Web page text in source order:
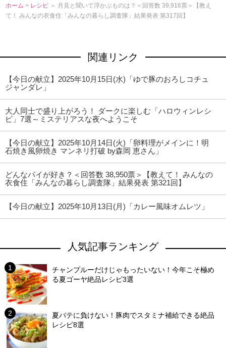
ホーム > レシピ ＞ 月見と聞いて浮かぶものは？＜回答数 39,916票＞【教え
て！ みんなの衣食住「みんなの暮らし調査隊」結果発表 第317回】
関連リンク
【今日の献立】2025年10月15日(水)「ゆで豚のおろしコチュ
ジャンダレ」
大人同士で盛り上がろう！ ダークに楽しむ「ハロウィンレシ
ピ」7選～ミステリアスな夜へようこそ
【今日の献立】2025年10月14日(火)「卵料理がメインに！明
石焼き風卵焼き マンネリ打破 by森岡 恵さん」
どんなパイが好き？＜回答数 38,950票＞【教えて！ みんなの
衣食住「みんなの暮らし調査隊」結果発表 第321回】
【今日の献立】2025年10月13日(月)「カレー風味オムレツ」
人気記事ランキング
チャンプルーだけじゃもったいない！今年こそ極め
る夏ゴーヤ絶品レシピ3選
夏バテに負けない！豚肉でスタミナ補給できる絶品
レシピ8選